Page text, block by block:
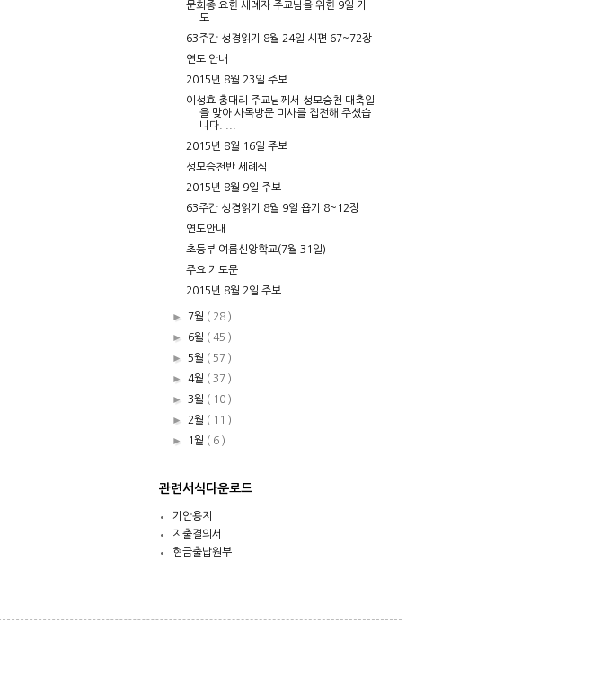
문희종 요한 세례자 주교님을 위한 9일 기
도
63주간 성경읽기 8월 24일 시편 67~72장
연도 안내
2015년 8월 23일 주보
이성효 총대리 주교님께서 성모승천 대축일
을 맞아 사목방문 미사를 집전해 주셨습
니다. ...
2015년 8월 16일 주보
성모승천반 세례식
2015년 8월 9일 주보
63주간 성경읽기 8월 9일 욥기 8~12장
연도안내
초등부 여름신앙학교(7월 31일)
주요 기도문
2015년 8월 2일 주보
► 7월 ( 28 )
► 6월 ( 45 )
► 5월 ( 57 )
►4월 ( 37 )
► 3월 ( 10 )
► 2월 ( 11 )
►
1월 ( 6 )
관련서식다운로드
기안용지
지출결의서
현금출납원부